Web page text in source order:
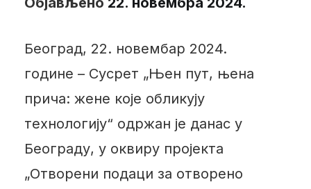
Београд, 22. новембар 2024.
године – Сусрет „Њен пут, њена
прича: жене које обликују
технологију“ одржан је данас у
Београду, у оквиру пројекта
„Отворени подаци за отворено